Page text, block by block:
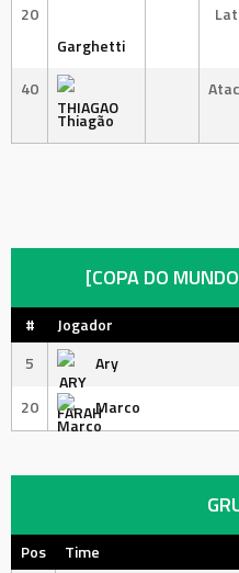
20
Garghetti
40
Thiagão
[COPA DO
# Jogador
5
Ary
20
Marco
Pos Time